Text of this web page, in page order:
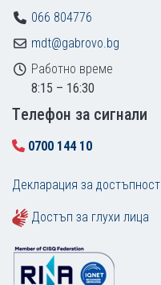
066 804776
mdt@gabrovo.bg
Работно време
8:15 – 16:30
Tелефон за сигнали
0700 144 10
Декларация за достъпност
Достъп за глухи лица